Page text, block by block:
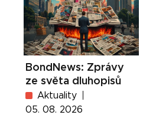
BondNews: Zprávy
ze světa dluhopisů
Aktuality
05. 08. 2026